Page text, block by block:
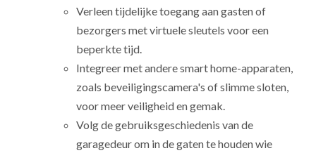
Verleen tijdelijke toegang aan gasten of
bezorgers met virtuele sleutels voor een
beperkte tijd.
Integreer met andere smart home-apparaten,
zoals beveiligingscamera's of slimme sloten,
voor meer veiligheid en gemak.
Volg de gebruiksgeschiedenis van de
garagedeur om in de gaten te houden wie